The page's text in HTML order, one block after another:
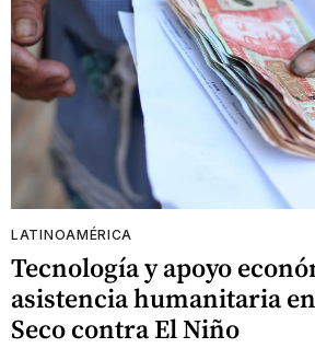
LATINOAMÉRICA
Tecnología y apoyo
asistencia humanitaria
Seco contra El Niño